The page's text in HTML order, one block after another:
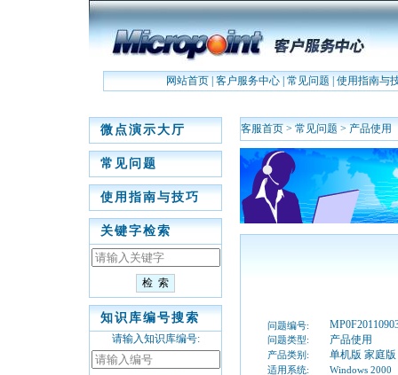
网站首页| 客户服务中心| 常见问题 使用指南与
微点演示大厅
常见问题
使用指南与技巧
关键字检索
知识库编号搜索
请输入知识库编号:
客服首页 > 常见问题 > 产品使用
问题编号:
问题类型: 产品使用
产品类别: 单机版 家庭版
适用系统:
Windows 2000